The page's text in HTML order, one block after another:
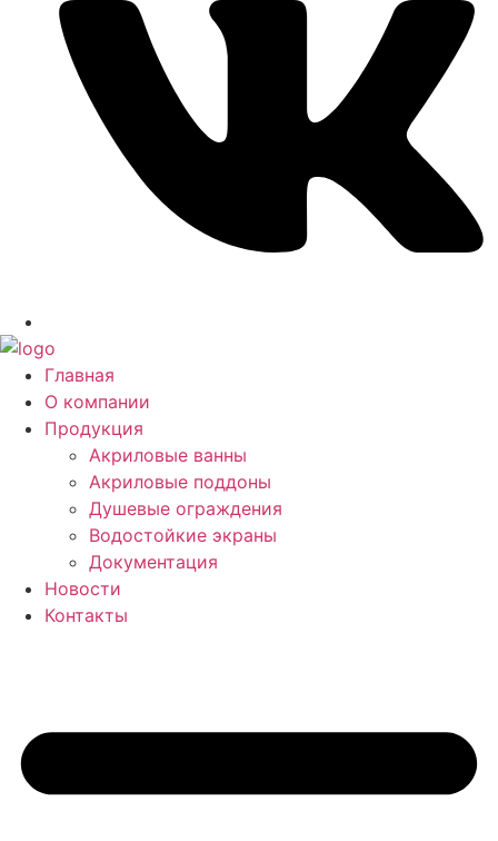
Главная
О компании
Продукция
Акриловые ванны
Акриловые поддоны
Душевые ограждения
Водостойкие экраны
Документация
Новости
Контакты